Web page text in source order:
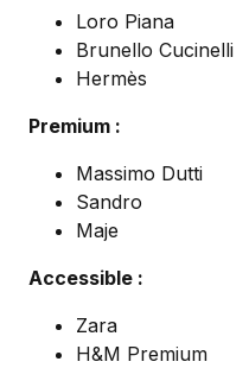
Loro Piana
Brunello Cucinelli
Hermès
Premium :
Massimo Dutti
Sandro
Maje
Accessible :
Zara
H&M Premium